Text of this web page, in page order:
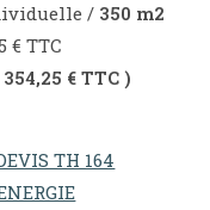
/ 350 m2
€ TTC
€ TTC )
TH 164